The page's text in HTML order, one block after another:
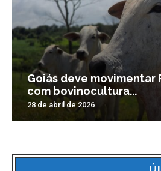
Goiás deve movimentar
com bovinocultura...
28 de abril de 2026